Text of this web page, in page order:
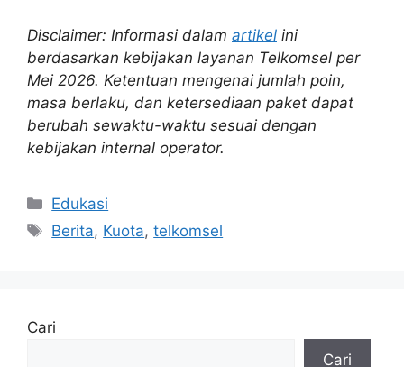
Disclaimer: Informasi dalam artikel ini
berdasarkan kebijakan layanan Telkomsel per
Mei 2026. Ketentuan mengenai jumlah poin,
masa berlaku, dan ketersediaan paket dapat
berubah sewaktu-waktu sesuai dengan
kebijakan internal operator.
Kategori
Edukasi
Tag
Berita, Kuota,telkomsel
Cari
Cari